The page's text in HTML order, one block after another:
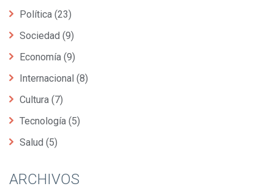
Política (23)
Sociedad (9)
Economía (9)
Internacional (8)
Cultura (7)
Tecnología (5)
Salud (5)
ARCHIVOS